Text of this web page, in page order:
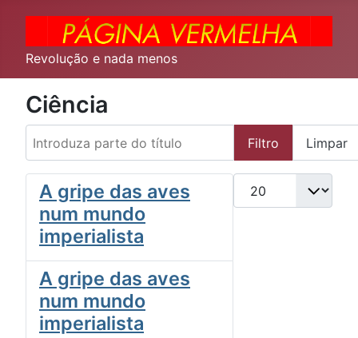
Revolução e nada menos
Ciência
Introduza parte do título
Filtro Limpar
Qtd. a exibir
A gripe das aves
num mundo
imperialista
A gripe das aves
num mundo
imperialista